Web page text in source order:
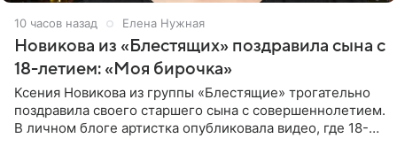
10 часов назад Елена Нужная
Новикова из «Блестящих» поздравила сына с
18-летием: «Моя бирочка»
Ксения Новикова из группы «Блестящие» трогательно
поздравила своего старшего сына с совершеннолетием.
В личном блоге артистка опубликовала видео, где 18-